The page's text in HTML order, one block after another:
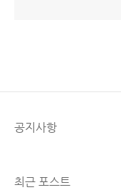
공지사항
최근 포스트